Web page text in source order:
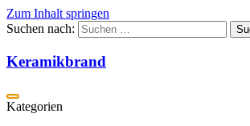
Zum Inhalt springen
Suchen nach:
Keramikbrand